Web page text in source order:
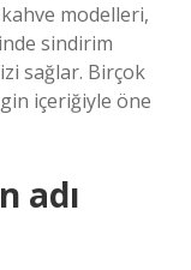
modelleri,
sindirim
sağlar. Birçok
içeriğiyle öne
adı